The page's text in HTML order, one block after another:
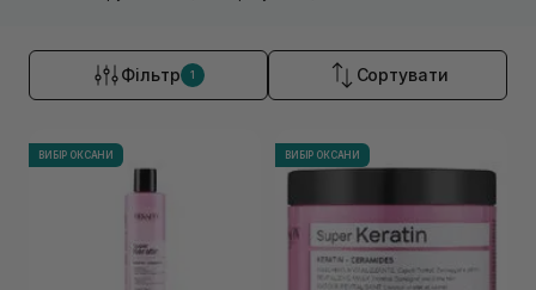
Фільтр 1 Сортувати
ВИБІР ОКСАНИ ВИБІР ОКСАНИ